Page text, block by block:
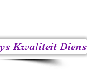
Kwaliteit Diens